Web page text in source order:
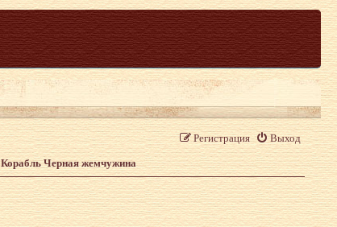
Выход
Регистрация
Корабль Черная жемчужина